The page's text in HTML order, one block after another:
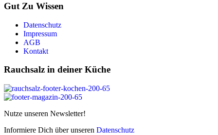
Gut Zu Wissen
Datenschutz
Impressum
AGB
Kontakt
Rauchsalz in deiner Küche
Nutze unseren Newsletter!
Informiere Dich über unseren Datenschutz